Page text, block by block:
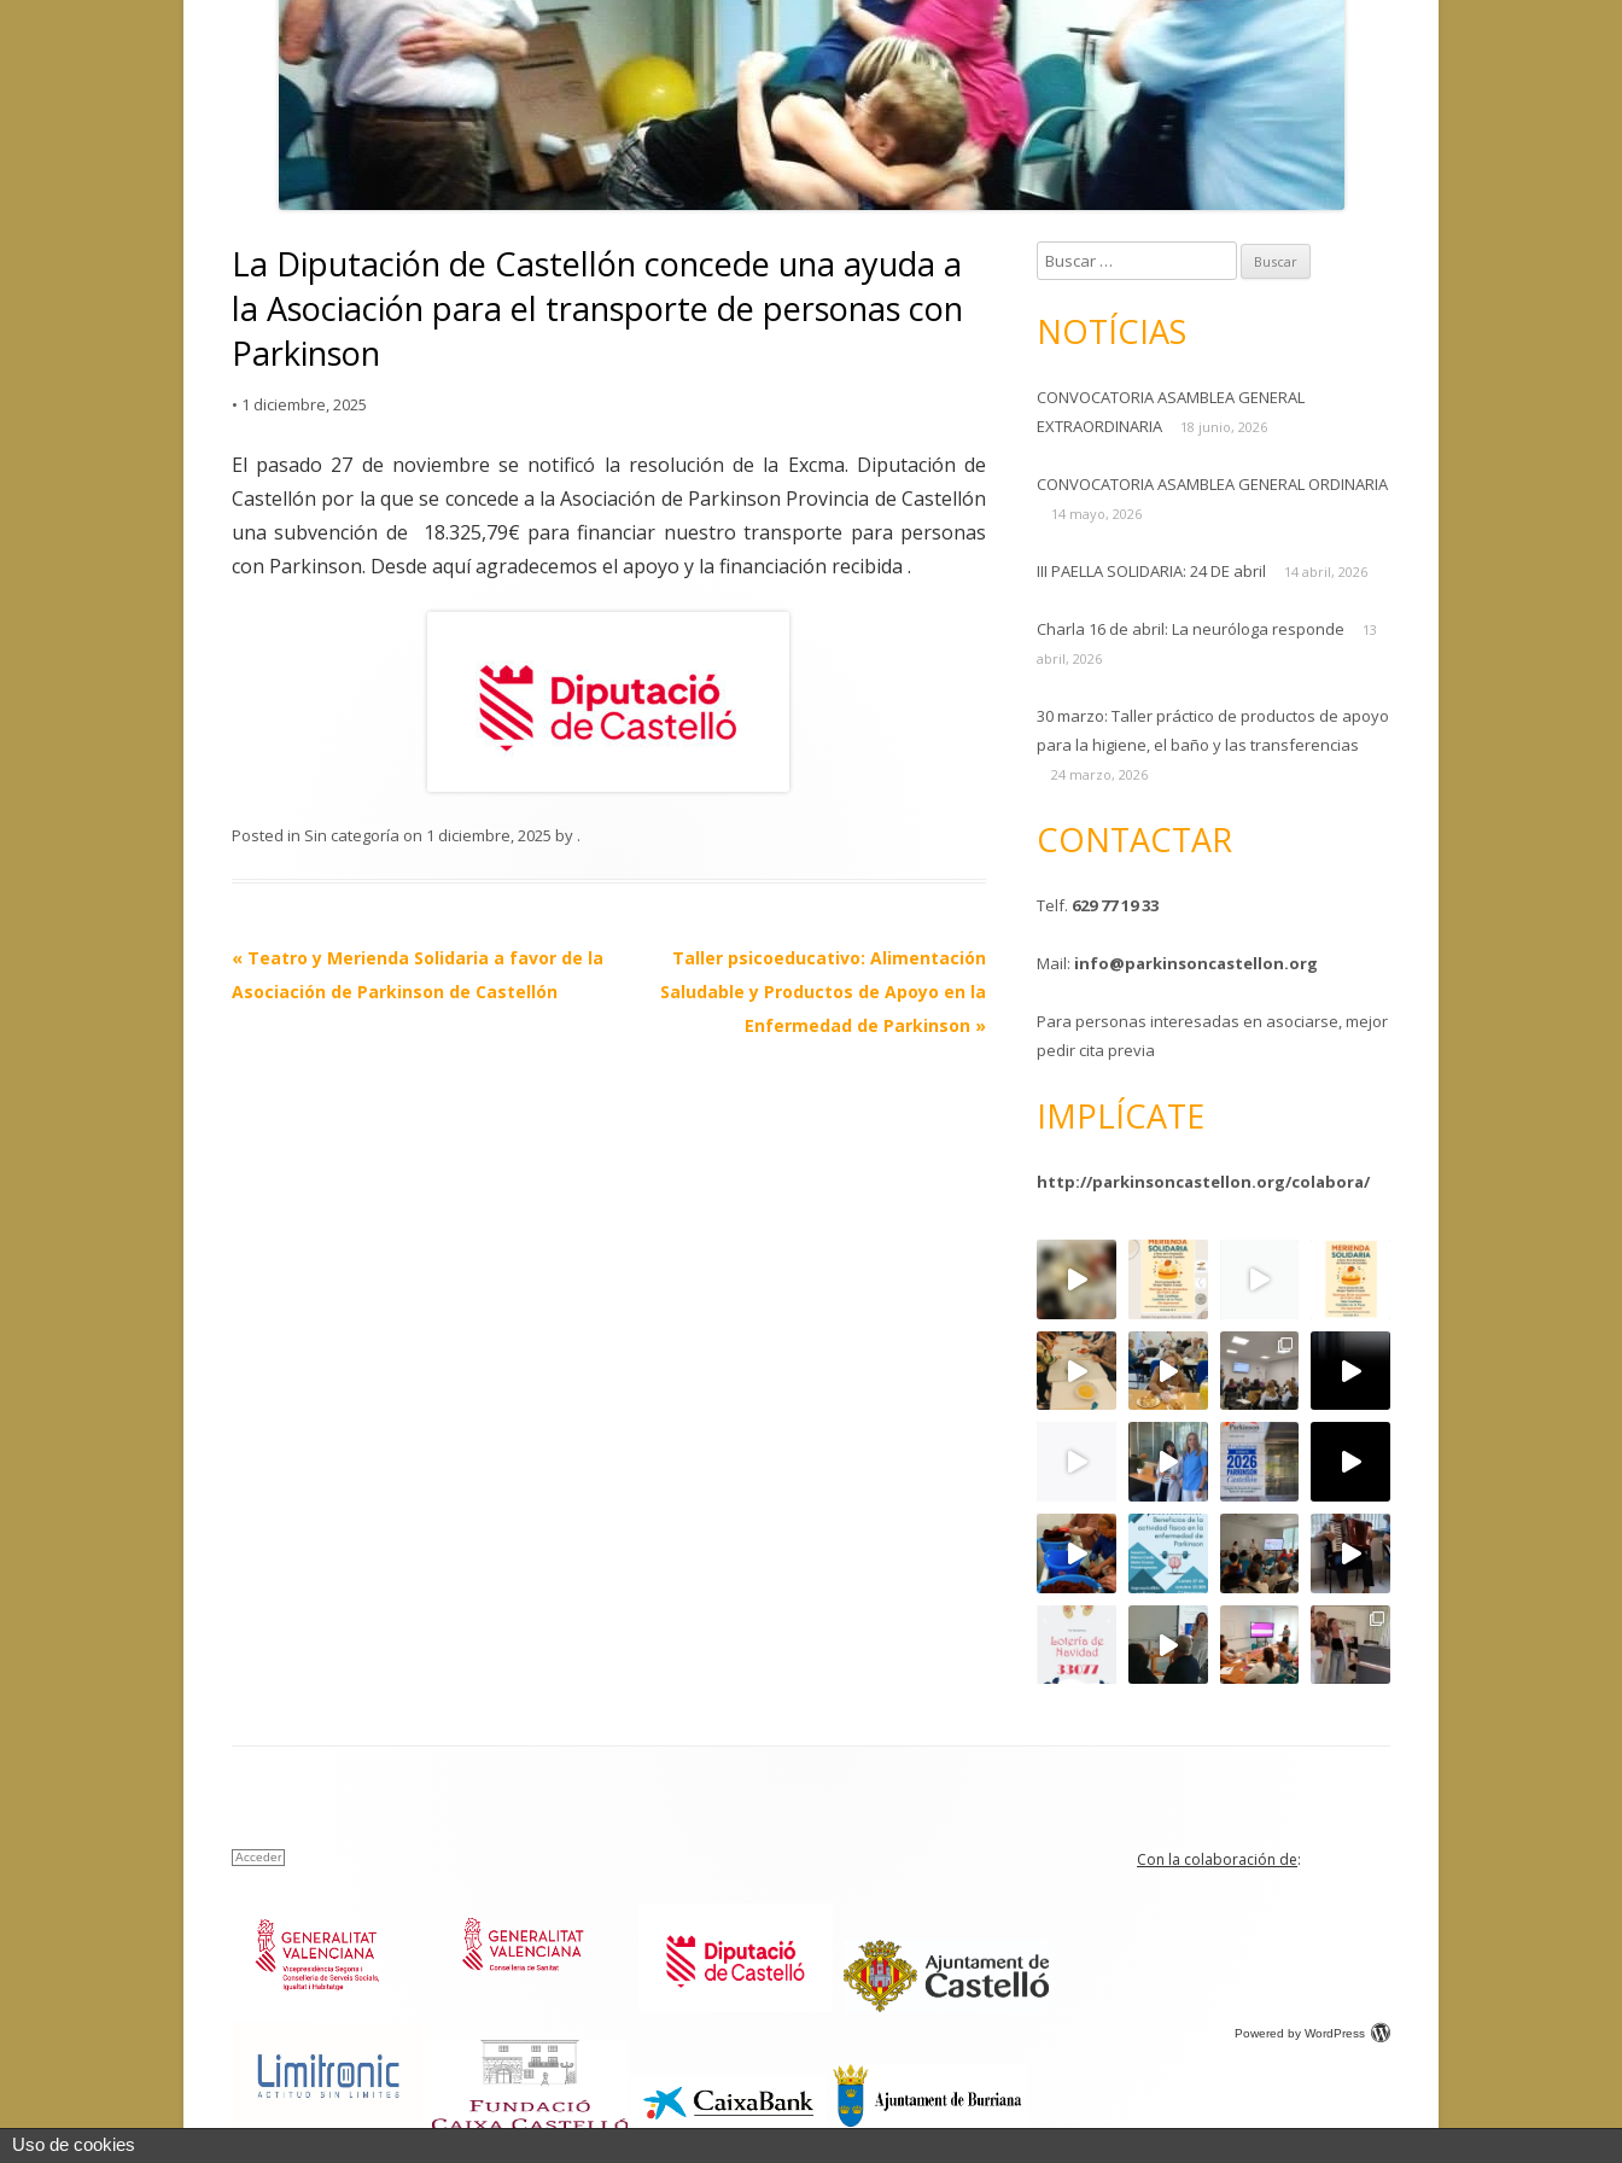
TERAPIA OCUPACIONAL
SOMOS TU FAMILIA
HORARIOS Y CUOTAS
La Diputación de Castellón concede una ayuda a
la Asociación para el transporte de personas con
Parkinson
• 1 diciembre, 2025
El pasado 27 de noviembre se notificó la resolución de la Excma. Diputación de
Castellón por la que se concede a la Asociación de Parkinson Provincia de Castellón
una subvención de 18.325,79€ para financiar nuestro transporte para personas
con Parkinson. Desde aquí agradecemos el apoyo y la financiación recibida .
Posted in Sin categoría on 1 diciembre, 2025 by .
Post
navigation
« Teatro y Merienda Solidaria a favor de la
Asociación de Parkinson de Castellón
Taller psicoeducativo: Alimentación
Saludable y Productos de Apoyo en la
Enfermedad de Parkinson »
u
c
r
:
NOTÍCIAS
CONVOCATORIA ASAMBLEA GENERAL
EXTRAORDINARIA
18 junio, 2026
CONVOCATORIA ASAMBLEA GENERAL ORDINARIA
14 mayo, 2026
III PAELLA SOLIDARIA: 24 DE abril 14 abril, 2026
Charla 16 de abril: La neuróloga responde
13
abril, 2026
30 marzo: Taller práctico de productos de apoyo
para la higiene, el baño y las transferencias
24 marzo, 2026
CONTACTAR
Telf. 629 77 19 33
Mail: info@parkinsoncastellon.org
Para personas interesadas en asociarse, mejor
pedir cita previa
IMPLÍCATE
http://parkinsoncastellon.org/colabora/
Acceder Con la colaboración de:
Powered by WordPress
Uso de cookies